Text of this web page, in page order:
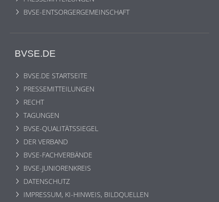
BVSE-ENTSORGERGEMEINSCHAFT
BVSE.DE
BVSE.DE STARTSEITE
PRESSEMITTEILUNGEN
RECHT
TAGUNGEN
BVSE-QUALITÄTSSIEGEL
DER VERBAND
BVSE-FACHVERBÄNDE
BVSE-JUNIORENKREIS
DATENSCHUTZ
IMPRESSUM, KI-HINWEIS, BILDQUELLEN